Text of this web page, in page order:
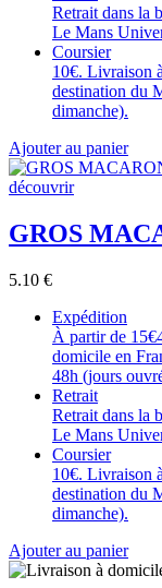
Retrait dans la
Le Mans
Coursier
10€. Livraison
destination du
dimanche).
Ajouter au panier
découvrir
GROS
5.10 €
Expédition
À partir de
domicile en
48h (jours
Retrait
Retrait dans la
Le Mans
Coursier
10€. Livraison
destination du
dimanche).
Ajouter au panier